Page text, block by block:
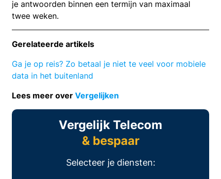
je antwoorden binnen een termijn van maximaal
twee weken.
Gerelateerde artikels
Ga je op reis? Zo betaal je niet te veel voor mobiele
data in het buitenland
Lees meer over Vergelijken
Vergelijk Telecom
& bespaar
Selecteer je diensten: